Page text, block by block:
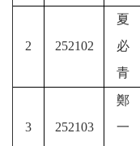
2 252102
夏
必
青
3 252103
鄭
一